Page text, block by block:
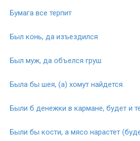
Бумага все терпит
Был конь, да изъездился
Был муж, да объелся груш
Была бы шея, (а) хомут найдется
Были б денежки в кармане, будет и
Были бы кости, а мясо нарастет